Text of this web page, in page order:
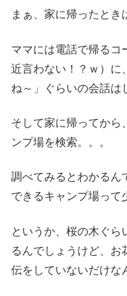
まぁ、家に帰ったとき
ママには電話で帰るコ
近言わない！？ｗ）に
ね～」ぐらいの会話は
そして家に帰ってから
ンプ場を検索。。。
調べてみるとわかるん
できるキャンプ場って
というか、桜の木ぐら
るんでしょうけど、お
伝をしていないだけな